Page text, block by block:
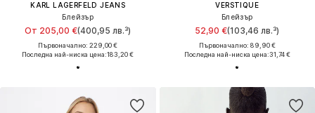
KARL LAGERFELD JEANS
Блейзър
От 205,00 €(400,95 лв.³)
Първоначално: 229,00 €
Последна най-ниска цена:183,20 €
VERSTIQUE
Блейзър
52,90 €(103,46 лв.³)
Първоначално: 89,90 €
Последна най-ниска цена:31,74 €